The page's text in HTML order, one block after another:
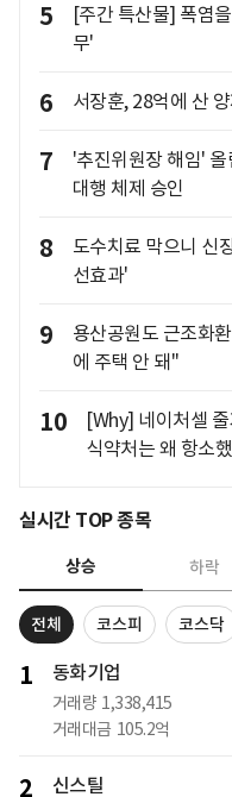
5
[주간 특산물] 폭염
무'
6 서장훈, 28억에 산
7
'추진위원장 해임'
대행 체제 승인
8
도수치료 막으니 신
선효과'
9
용산공원도 근조화
에 주택 안 돼"
10
[Why] 네이처셀
식약처는 왜 항소
실시간 TOP 종목
상승 하락
전체 코스피 코스닥
1 동화기업
거래량 1,338,415
거래대금 105.2억
2 신스틸